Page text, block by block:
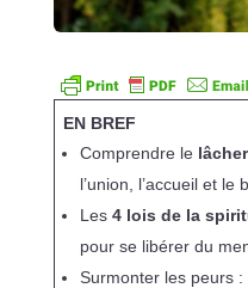
EN BREF
Comprendre le
l’union, l’accueil et le
Les 4 lois de la
pour se libérer du
Surmonter les peurs